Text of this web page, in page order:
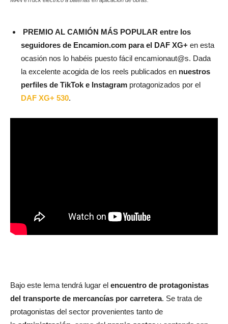
PREMIO AL CAMIÓN MÁS POPULAR entre los
seguidores de Encamion.com para el DAF XG+ en esta
ocasión nos lo habéis puesto fácil encamionaut@s. Dada
la excelente acogida de los reels publicados en nuestros
perfiles de TikTok e Instagram protagonizados por el
DAF XG+ 530.
Bajo este lema tendrá lugar el encuentro de protagonistas
del transporte de mercancías por carretera. Se trata de
protagonistas del sector provenientes tanto de